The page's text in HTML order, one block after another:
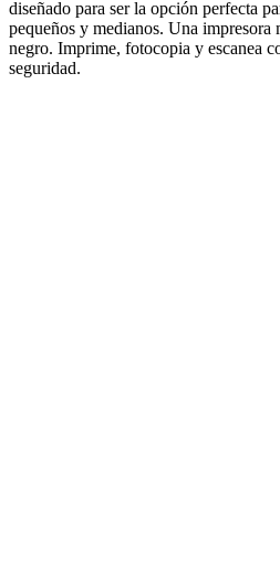
diseñado para ser la opción perfecta
pequeños y medianos. Una
negro. Imprime, fotocopia y escanea
seguridad.